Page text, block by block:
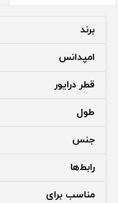
برند
امپدانس
قطر درایور
طول
جنس
رابط‌ها
مناسب برای